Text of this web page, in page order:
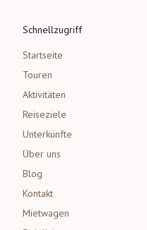
Schnellzugriff
Startseite
Touren
Aktivitäten
Reiseziele
Unterkünfte
Über uns
Blog
Kontakt
Mietwagen